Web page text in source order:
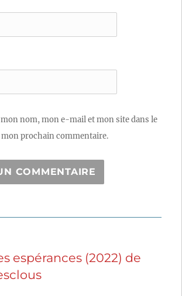
nom, mon e-mail et mon site dans le
prochain commentaire.
espérances (2022) de